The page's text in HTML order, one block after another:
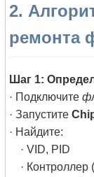
2.
ремонта
Шаг 1:
· Подключите
· Запустите
· Найдите:
· VID, PID
· Контроллер